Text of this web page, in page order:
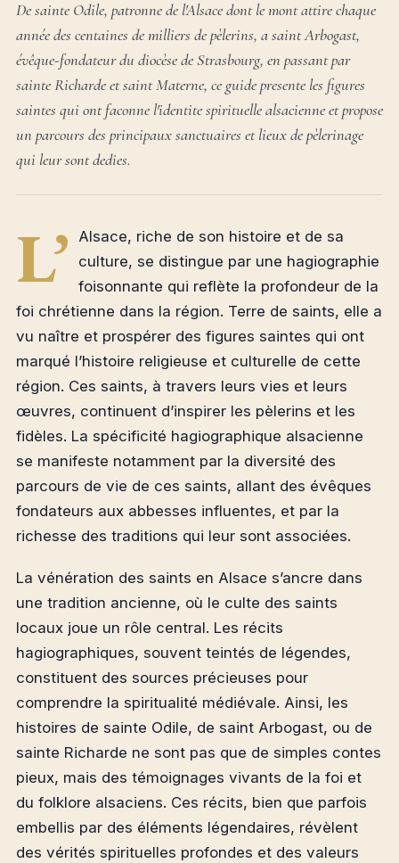
De sainte Odile, patronne de l'Alsace dont le mont attire chaque
année des centaines de milliers de pèlerins, a saint Arbogast,
évêque-fondateur du diocèse de Strasbourg, en passant par
sainte Richarde et saint Materne, ce guide presente les figures
saintes qui ont faconne l'identite spirituelle alsacienne et propose
un parcours des principaux sanctuaires et lieux de pèlerinage
qui leur sont dedies.
L’
Alsace, riche de son histoire et de sa
culture, se distingue par une hagiographie
foisonnante qui reflète la profondeur de la
foi chrétienne dans la région. Terre de saints, elle a
vu naître et prospérer des figures saintes qui ont
marqué l’histoire religieuse et culturelle de cette
région. Ces saints, à travers leurs vies et leurs
œuvres, continuent d’inspirer les pèlerins et les
fidèles. La spécificité hagiographique alsacienne
se manifeste notamment par la diversité des
parcours de vie de ces saints, allant des évêques
fondateurs aux abbesses influentes, et par la
richesse des traditions qui leur sont associées.
La vénération des saints en Alsace s’ancre dans
une tradition ancienne, où le culte des saints
locaux joue un rôle central. Les récits
hagiographiques, souvent teintés de légendes,
constituent des sources précieuses pour
comprendre la spiritualité médiévale. Ainsi, les
histoires de sainte Odile, de saint Arbogast, ou de
sainte Richarde ne sont pas que de simples contes
pieux, mais des témoignages vivants de la foi et
du folklore alsaciens. Ces récits, bien que parfois
embellis par des éléments légendaires, révèlent
des vérités spirituelles profondes et des valeurs